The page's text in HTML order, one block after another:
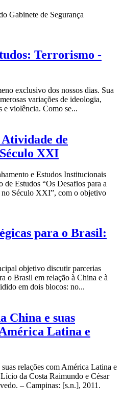
Gabinete de Segurança
Terrorismo -
exclusivo dos nossos dias. Sua
variações de ideologia,
e violência. Como se...
de
XXI
e Estudos Institucionais
de Estudos “Os Desafios para a
Século XXI”, com o objetivo
para o Brasil:
objetivo discutir parcerias
o Brasil em relação à China e à
em dois blocos: no...
China e suas
Latina e
relações com América Latina e
da Costa Raimundo e César
– Campinas: [s.n.], 2011.